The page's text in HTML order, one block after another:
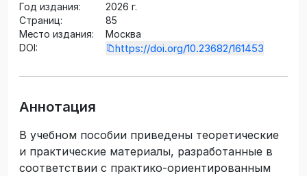
Год издания:
2026 г.
Страниц:
85
Место издания:
Москва
DOI:
https://doi.org/10.23682/161453
Аннотация
В учебном пособии приведены теоретические
и практические материалы, разработанные в
соответствии с практико-ориентированным